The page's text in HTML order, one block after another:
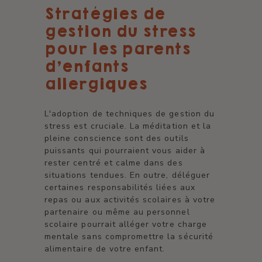
Stratégies de
gestion du stress
pour les parents
d'enfants
allergiques
L'adoption de techniques de gestion du
stress est cruciale. La méditation et la
pleine conscience sont des outils
puissants qui pourraient vous aider à
rester centré et calme dans des
situations tendues. En outre, déléguer
certaines responsabilités liées aux
repas ou aux activités scolaires à votre
partenaire ou même au personnel
scolaire pourrait alléger votre charge
mentale sans compromettre la sécurité
alimentaire de votre enfant.